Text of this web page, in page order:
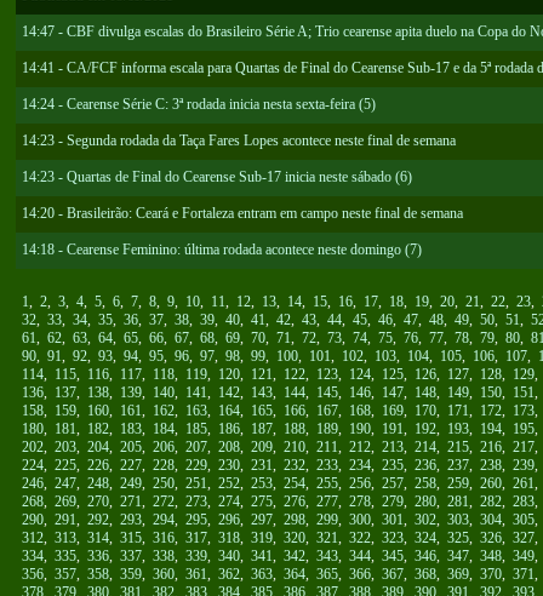
14:47 - CBF divulga escalas do Brasileiro Série A; Trio cearense apita duelo na Copa do
14:41 - CA/FCF informa escala para Quartas de Final do Cearense Sub-17 e da 5ª rodada
14:24 - Cearense Série C: 3ª rodada inicia nesta sexta-feira (5)
14:23 - Segunda rodada da Taça Fares Lopes acontece neste final de semana
14:23 - Quartas de Final do Cearense Sub-17 inicia neste sábado (6)
14:20 - Brasileirão: Ceará e Fortaleza entram em campo neste final de semana
14:18 - Cearense Feminino: última rodada acontece neste domingo (7)
1, 2, 3, 4, 5, 6, 7, 8, 9, 10, 11, 12, 13, 14, 15, 16, 17, 18, 19, 20, 21, 22, 23,
32, 33, 34, 35, 36, 37, 38, 39, 40, 41, 42, 43, 44, 45, 46, 47, 48, 49, 50, 51,
61, 62, 63, 64, 65, 66, 67, 68, 69, 70, 71, 72, 73, 74, 75, 76, 77, 78, 79, 80,
90, 91, 92, 93, 94, 95, 96, 97, 98, 99, 100, 101, 102, 103, 104, 105, 106, 107,
114, 115, 116, 117, 118, 119, 120, 121, 122, 123, 124, 125, 126, 127, 128, 129
136, 137, 138, 139, 140, 141, 142, 143, 144, 145, 146, 147, 148, 149, 150, 151
158, 159, 160, 161, 162, 163, 164, 165, 166, 167, 168, 169, 170, 171, 172, 173
180, 181, 182, 183, 184, 185, 186, 187, 188, 189, 190, 191, 192, 193, 194, 195
202, 203, 204, 205, 206, 207, 208, 209, 210, 211, 212, 213, 214, 215, 216, 217
224, 225, 226, 227, 228, 229, 230, 231, 232, 233, 234, 235, 236, 237, 238, 239
246, 247, 248, 249, 250, 251, 252, 253, 254, 255, 256, 257, 258, 259, 260, 261
268, 269, 270, 271, 272, 273, 274, 275, 276, 277, 278, 279, 280, 281, 282, 283
290, 291, 292, 293, 294, 295, 296, 297, 298, 299, 300, 301, 302, 303, 304, 305
312, 313, 314, 315, 316, 317, 318, 319, 320, 321, 322, 323, 324, 325, 326, 327
334, 335, 336, 337, 338, 339, 340, 341, 342, 343, 344, 345, 346, 347, 348, 349
356, 357, 358, 359, 360, 361, 362, 363, 364, 365, 366, 367, 368, 369, 370, 371
378, 379, 380, 381, 382, 383, 384, 385, 386, 387, 388, 389, 390, 391, 392, 393